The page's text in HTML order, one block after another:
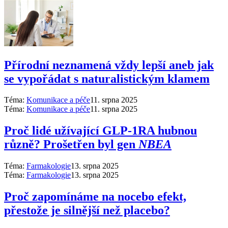
Přírodní neznamená vždy lepší aneb jak
se vypořádat s naturalistickým klamem
Téma: Komunikace a péče11. srpna 2025
Téma: Komunikace a péče11. srpna 2025
Proč lidé užívající GLP-1RA hubnou
různě? Prošetřen byl genNBEA
Téma: Farmakologie13. srpna 2025
Téma: Farmakologie13. srpna 2025
Proč zapomínáme na nocebo efekt,
přestože je silnější než placebo?